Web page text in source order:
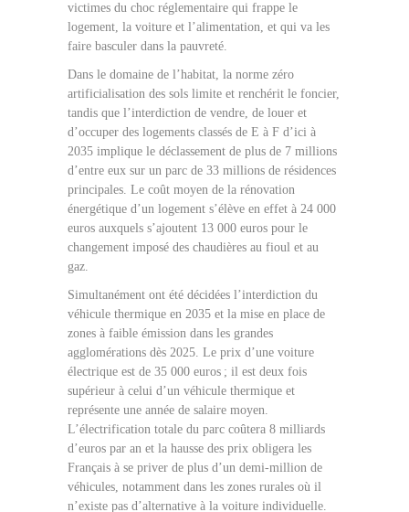
victimes du choc réglementaire qui frappe le
logement, la voiture et l’alimentation, et qui va les
faire basculer dans la pauvreté.
Dans le domaine de l’habitat, la norme zéro
artificialisation des sols limite et renchérit le foncier,
tandis que l’interdiction de vendre, de louer et
d’occuper des logements classés de E à F d’ici à
2035 implique le déclassement de plus de 7 millions
d’entre eux sur un parc de 33 millions de résidences
principales. Le coût moyen de la rénovation
énergétique d’un logement s’élève en effet à 24 000
euros auxquels s’ajoutent 13 000 euros pour le
changement imposé des chaudières au fioul et au
gaz.
Simultanément ont été décidées l’interdiction du
véhicule thermique en 2035 et la mise en place de
zones à faible émission dans les grandes
agglomérations dès 2025. Le prix d’une voiture
électrique est de 35 000 euros ; il est deux fois
supérieur à celui d’un véhicule thermique et
représente une année de salaire moyen.
L’électrification totale du parc coûtera 8 milliards
d’euros par an et la hausse des prix obligera les
Français à se priver de plus d’un demi-million de
véhicules, notamment dans les zones rurales où il
n’existe pas d’alternative à la voiture individuelle.